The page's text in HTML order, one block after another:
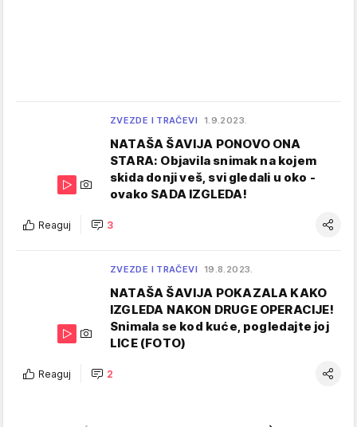
ZVEZDE I TRAČEVI 1.9.2023.
NATAŠA ŠAVIJA PONOVO ONA
STARA: Objavila snimak na kojem
skida donji veš, svi gledali u oko -
ovako SADA IZGLEDA!
Reaguj 3
ZVEZDE I TRAČEVI 19.8.2023.
NATAŠA ŠAVIJA POKAZALA KAKO
IZGLEDA NAKON DRUGE OPERACIJE!
Snimala se kod kuće, pogledajte joj
LICE (FOTO)
Reaguj 2